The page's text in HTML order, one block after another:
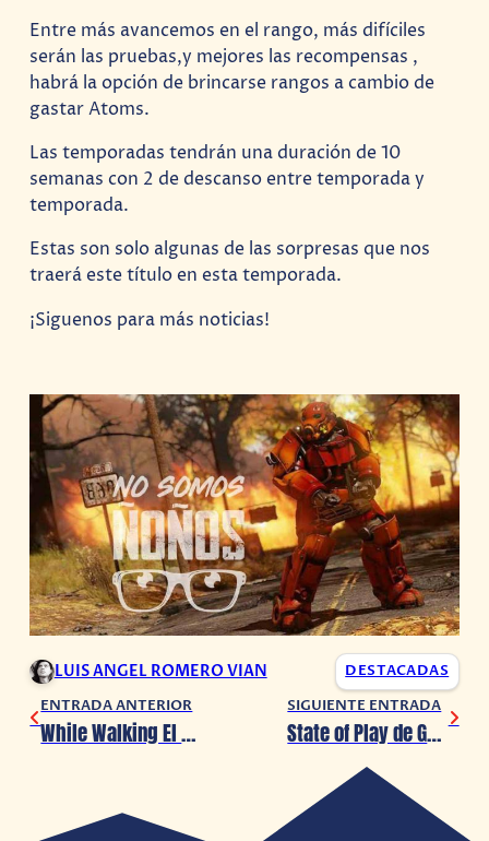
Entre más avancemos en el rango, más difíciles
serán las pruebas,y mejores las recompensas ,
habrá la opción de brincarse rangos a cambio de
gastar Atoms.
Las temporadas tendrán una duración de 10
semanas con 2 de descanso entre temporada y
temporada.
Estas son solo algunas de las sorpresas que nos
traerá este título en esta temporada.
¡Siguenos para más noticias!
LUIS ANGEL ROMERO VIAN
DESTACADAS
ENTRADA ANTERIOR
While Walking El Dúo de Post-Rock Español
SIGUIENTE ENTRADA
State of Play de Ghost of Tsushima